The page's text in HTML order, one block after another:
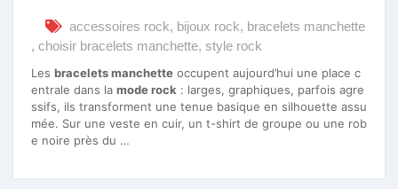
accessoires rock, bijoux rock, bracelets manchette
, choisir bracelets manchette, style rock
Les bracelets manchette occupent aujourd’hui une place c
entrale dans la mode rock : larges, graphiques, parfois agre
ssifs, ils transforment une tenue basique en silhouette assu
mée. Sur une veste en cuir, un t-shirt de groupe ou une rob
e noire près du …